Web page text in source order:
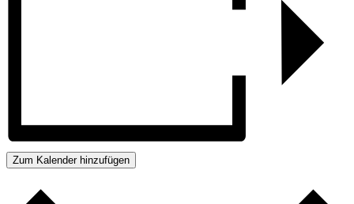
Zum Kalender hinzufügen